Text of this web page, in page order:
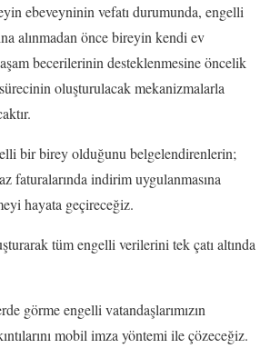
ebeveyninin vefatı durumunda, engelli
alınmadan önce bireyin kendi ev
becerilerinin desteklenmesine öncelik
oluşturulacak mekanizmalarla
bir birey olduğunu belgelendirenlerin;
faturalarında indirim uygulanmasına
hayata geçireceğiz.
tüm engelli verilerini tek çatı altında
görme engelli vatandaşlarımızın
mobil imza yöntemi ile çözeceğiz.